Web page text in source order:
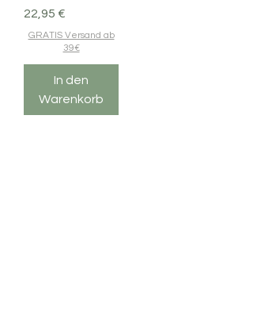
Preis
22,95 €
GRATIS Versand ab
39€
In den
Warenkorb